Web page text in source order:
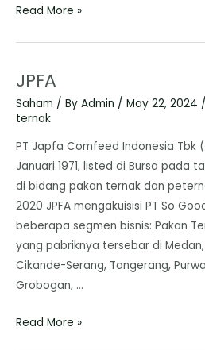
Read More »
JPFA
Saham / By Admin / May 22, 2024 /
ternak
PT Japfa Comfeed Indonesia Tbk
Januari 1971, listed di Bursa pada
di bidang pakan ternak dan
2020 JPFA mengakuisisi PT So
beberapa segmen bisnis: Pakan
yang pabriknya tersebar di
Cikande-Serang, Tangerang,
Grobogan, …
Read More »